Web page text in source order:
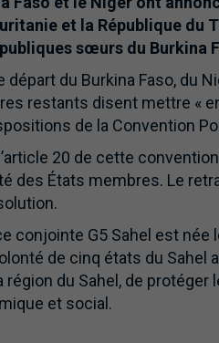
et la République du
sœurs du Burkina
départ du Burkina Faso, du
restants disent mettre «
de la Convention
20 de cette
des États membres. Le
conjointe G5 Sahel est
de cinq états du Sahel
région du Sahel, de
et social.